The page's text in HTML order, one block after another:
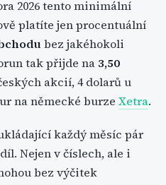
2026 tento minimální
platíte jen procentuální
bez jakéhokoli
tak přijde na3,50
akcií, 4 dolarů u
na německé burze Xetra.
každý měsíc pár
Nejen v číslech, ale i
bez výčitek